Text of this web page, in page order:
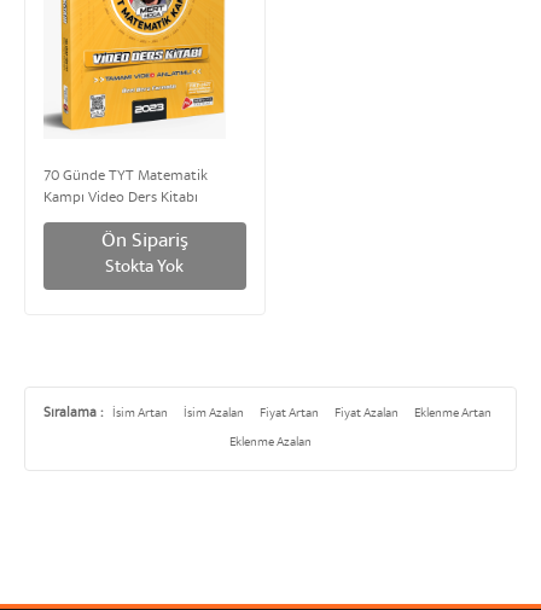
70 Günde TYT Matematik
Kampı Video Ders Kitabı
Normal boy | Mert Hoca
Ön Sipariş
Stokta Yok
Sıralama : İsim Artan İsim Azalan Fiyat Artan Fiyat Azalan
Eklenme Artan
Eklenme Azalan